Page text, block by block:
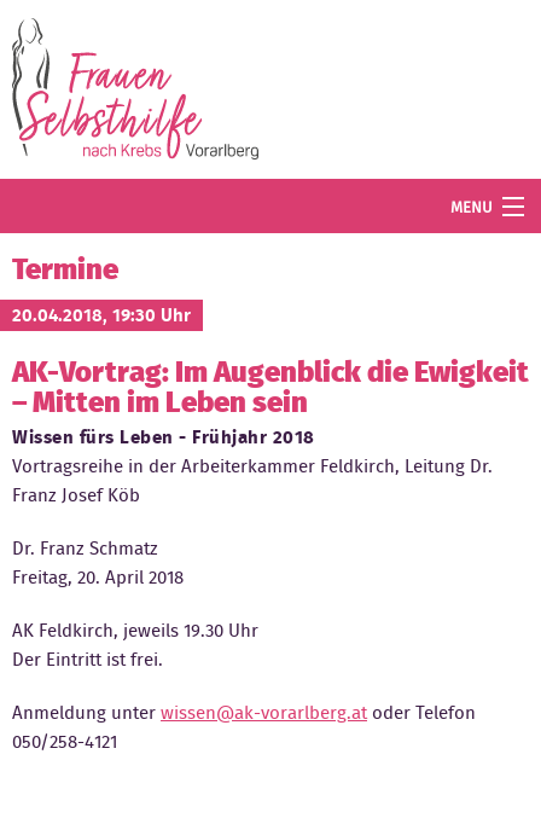
MENU
Termine
Blog
Angebot
Wissenswertes
Der Verein
Kontakt
Termine
20.04.2018, 19:30 Uhr
AK-Vortrag: Im Augenblick die Ewigkeit
– Mitten im Leben sein
Wissen fürs Leben - Frühjahr 2018
Vortragsreihe in der Arbeiterkammer Feldkirch, Leitung Dr.
Franz Josef Köb
Dr. Franz Schmatz
Freitag, 20. April 2018
AK Feldkirch, jeweils 19.30 Uhr
Der Eintritt ist frei.
Anmeldung unterwissen@ak-vorarlberg.atoder Telefon
050/258-4121